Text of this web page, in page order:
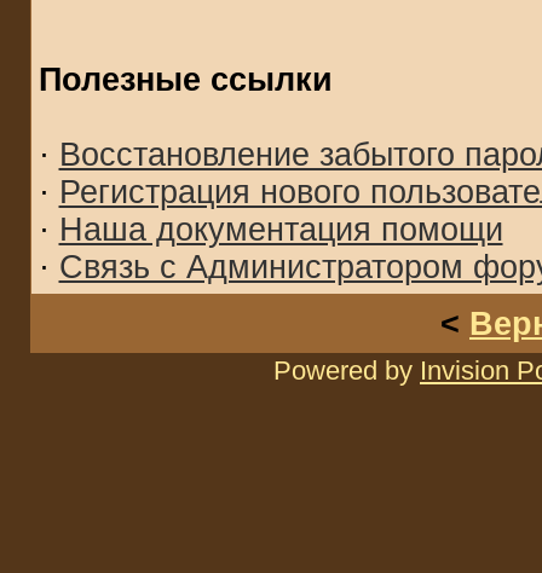
Полезные ссылки
· Восстановление забытого
· Регистрация нового
· Наша документация помощи
· Связь с Администратором
<
Powered by Invision